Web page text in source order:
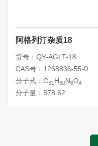
阿格列汀杂质18
货号：QY-AGLT-18
CAS号：1268836-55-0
分子式：C31 H30N8O4
分子量：578.62